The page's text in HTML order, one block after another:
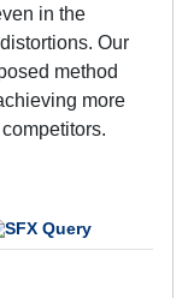
in the
Our
method
more